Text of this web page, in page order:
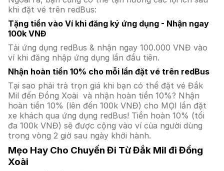
khi đặt vé trên redBus:
Tặng tiền vào Ví khi đăng ký ứng dụng - Nhận ngay
100k VNĐ
Tải ứng dụng redBus & nhận ngay 100.000 VNĐ vào
ví khi đăng nhập ứng dụng lần đầu tiên.
Nhận hoàn tiền 10% cho mỗi lần đặt vé trên redBus
Tại sao phải trả trọn giá khi bạn có thể đặt vé Đắk
Mil đến Đồng Xoài và nhận hoàn tiền 10%? Nhận
hoàn tiền 10% (lên đến 100k VNĐ) cho MỌI lần đặt
xe khách qua ứng dụng redBus! Tiền hoàn 10% (tối
đa 100k VNĐ) sẽ được cộng vào ví của người dùng
trong vòng 2 giờ sau ngày khởi hành.
Mẹo Hay Cho Chuyến Đi Từ Đắk Mil đi Đồng
Xoài